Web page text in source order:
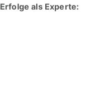
Erfolge als Experte: